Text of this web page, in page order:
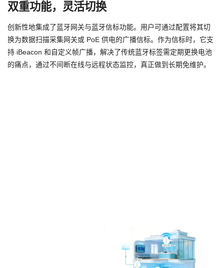
双重功能，灵活切换
创新性地集成了蓝牙网关与蓝牙信标功能。用户可通过配置将其切
换为数据扫描采集网关或 PoE 供电的广播信标。作为信标时，它支
持 iBeacon 和自定义帧广播，解决了传统蓝牙标签需定期更换电池
的痛点，通过不间断在线与远程状态监控，真正做到长期免维护。